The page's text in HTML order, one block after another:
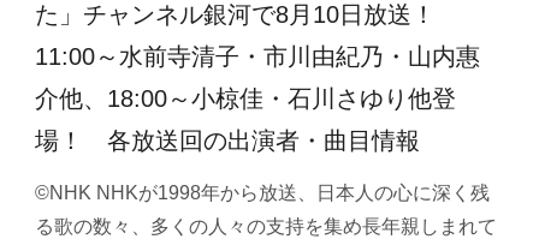
た」チャンネル銀河で8月10日放送！
11:00～水前寺清子・市川由紀乃・山内惠
介他、18:00～小椋佳・石川さゆり他登
場！ 各放送回の出演者・曲目情報
©NHK NHKが1998年から放送、日本人の心に深く残
る歌の数々、多くの人々の支持を集め長年親しまれて